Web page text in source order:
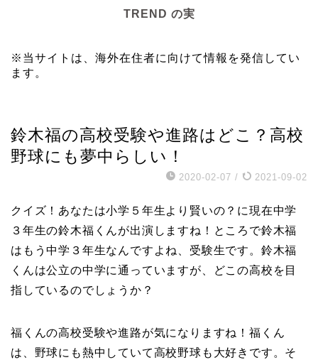
TREND の実
※当サイトは、海外在住者に向けて情報を発信してい
ます。
鈴木福の高校受験や進路はどこ？高校
野球にも夢中らしい！
2020-02-07 / 2021-09-02
クイズ！あなたは小学５年生より賢いの？に現在中学
３年生の鈴木福くんが出演しますね！ところで鈴木福
はもう中学３年生なんですよね、受験生です。鈴木福
くんは公立の中学に通っていますが、どこの高校を目
指しているのでしょうか？
福くんの高校受験や進路が気になりますね！福くん
は、野球にも熱中していて高校野球も大好きです。そ